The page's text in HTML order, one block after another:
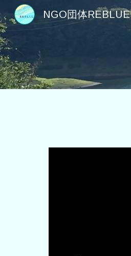
NGO団体REBLUE